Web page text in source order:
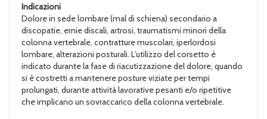
Indicazioni
Dolore in sede lombare (mal di schiena) secondario a
discopatie, ernie discali, artrosi, traumatismi minori della
colonna vertebrale, contratture muscolari, iperlordosi
lombare, alterazioni posturali. L’utilizzo del corsetto è
indicato durante la fase di riacutizzazione del dolore, quando
si è costretti a mantenere posture viziate per tempi
prolungati, durante attività lavorative pesanti e/o ripetitive
che implicano un sovraccarico della colonna vertebrale.